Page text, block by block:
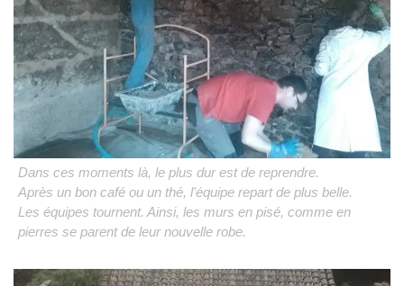
Dans ces moments là, le plus dur est de reprendre.
Après un bon café ou un thé, l'équipe repart de plus belle.
Les équipes tournent. Ainsi, les murs en pisé, comme en
pierres se parent de leur nouvelle robe.